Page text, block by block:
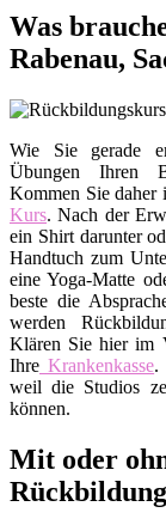
Was
Rabenau,
Wie Sie gerade
Übungen Ihren
Kommen Sie daher
Kurs. Nach der
ein Shirt darunter
Handtuch zum
eine Yoga-Matte
beste die
werden
Klären Sie hier im
Ihre Krankenkasse.
weil die Studios
können.
Mit oder